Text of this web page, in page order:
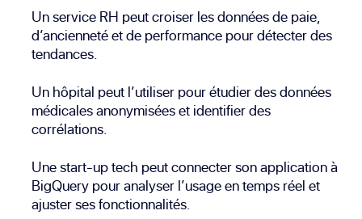
Un service RH peut croiser les données de paie,
d’ancienneté et de performance pour détecter des
tendances.
Un hôpital peut l’utiliser pour étudier des données
médicales anonymisées et identifier des
corrélations.
Une start-up tech peut connecter son application à
BigQuery pour analyser l’usage en temps réel et
ajuster ses fonctionnalités.